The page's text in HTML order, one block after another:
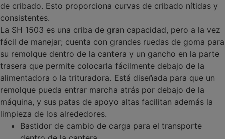
de cribado. Esto proporciona curvas de cribado nítidas y
consistentes.
La SH 1503 es una criba de gran capacidad, pero a la vez
fácil de manejar; cuenta con grandes ruedas de goma para
su remolque dentro de la cantera y un gancho en la parte
trasera que permite colocarla fácilmente debajo de la
alimentadora o la trituradora. Está diseñada para que un
remolque pueda entrar marcha atrás por debajo de la
máquina, y sus patas de apoyo altas facilitan además la
limpieza de los alrededores.
Bastidor de cambio de carga para el transporte